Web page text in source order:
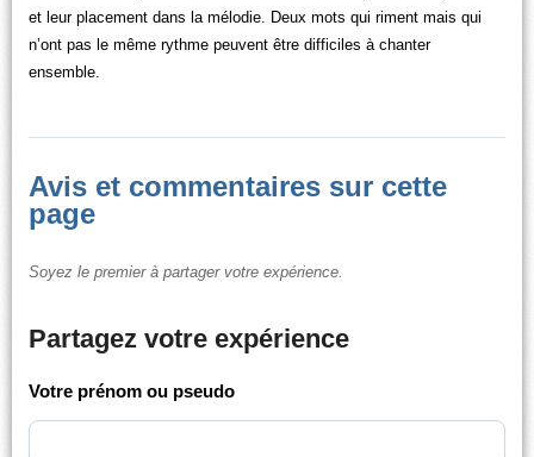
et leur placement dans la mélodie. Deux mots qui riment mais qui
n’ont pas le même rythme peuvent être difficiles à chanter
ensemble.
Avis et commentaires sur cette
page
Soyez le premier à partager votre expérience.
Partagez votre expérience
Votre prénom ou pseudo